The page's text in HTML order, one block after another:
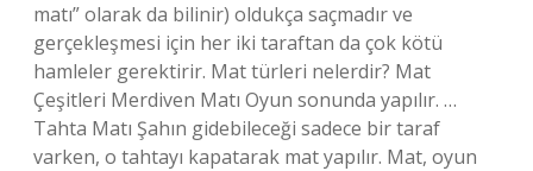
matı” olarak da bilinir) oldukça saçmadır ve
gerçekleşmesi için her iki taraftan da çok kötü
hamleler gerektirir. Mat türleri nelerdir? Mat
Çeşitleri Merdiven Matı Oyun sonunda yapılır. …
Tahta Matı Şahın gidebileceği sadece bir taraf
varken, o tahtayı kapatarak mat yapılır. Mat, oyun